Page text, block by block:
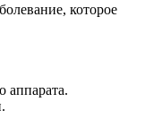
которое
аппарата.